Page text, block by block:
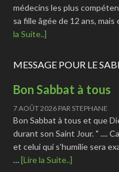
médecins les plus
sa fille âgée de 12 ans,
la Suite..]
MESSAGE POUR LE
Bon Sabbat à tous
7 AOÛT 2026 PAR STEPHANE
Bon Sabbat à tous et que
durant son Saint Jour. " ....
et celui qui s’humilie sera
…[Lire la Suite..]